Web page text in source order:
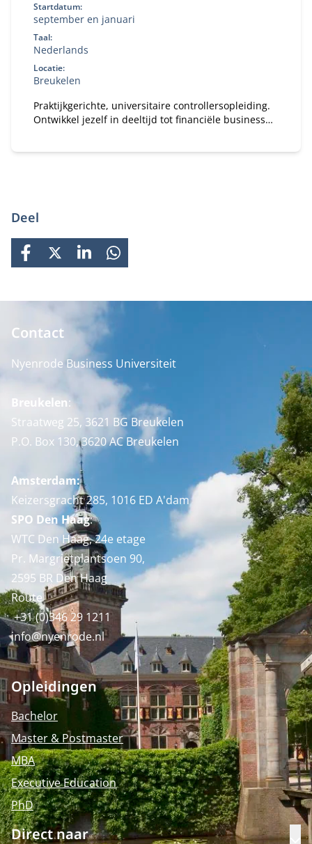
Startdatum:
september en januari
Taal:
Nederlands
Locatie:
Breukelen
Praktijkgerichte, universitaire controllersopleiding.
Ontwikkel jezelf in deeltijd tot financiële business
Deel
FACEBOOK
X LINKEDINWHATSAPP
Contact
Nyenrode Business Universiteit
Breukelen:
Straatweg 25, 3621 BG Breukelen
P.O. Box 130, 3620 AC Breukelen
Amsterdam:
Keizersgracht 285, 1016 ED A'dam
SPO Den Haag:
WTC Den Haag, 24e etage
Pr. Margrietplantsoen 90,
2595 BR Den Haag
Route
+31 (0)346 29 1211
info@nyenrode.nl
Opleidingen
Bachelor
Master & Postmaster
MBA
Executive Education
PhD
Direct naar